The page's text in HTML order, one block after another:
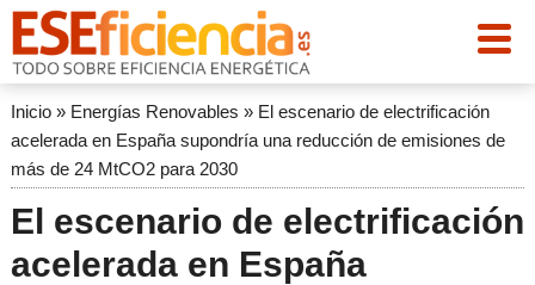
Inicio» Energías Renovables » El escenario de electrificación
acelerada en España supondría una reducción de emisiones de
más de 24 MtCO2 para 2030
El escenario de electrificación
acelerada en España